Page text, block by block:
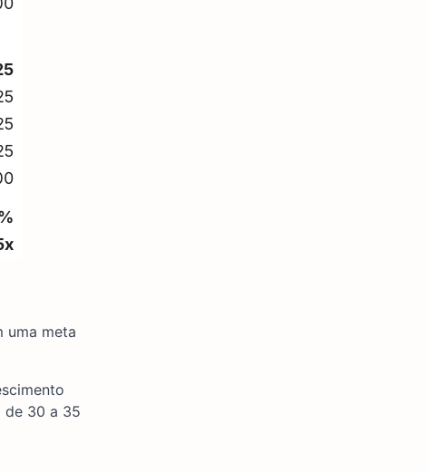
uma meta
de 30 a 35